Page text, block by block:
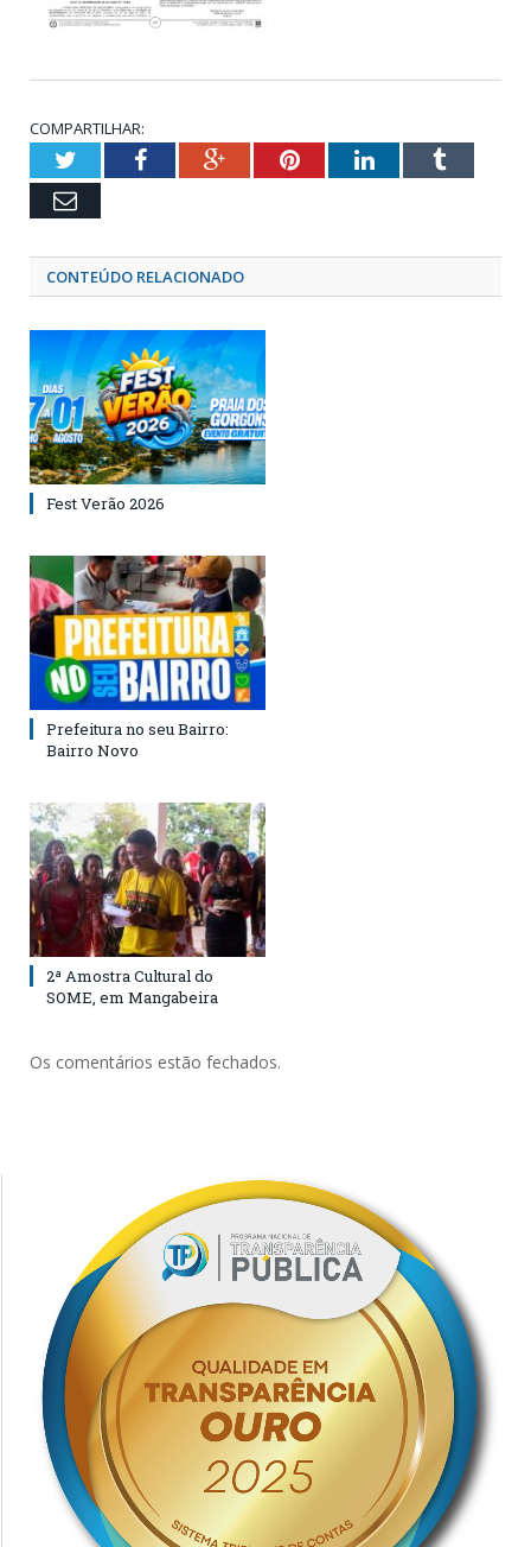
COMPARTILHAR:
TwitterFacebookGoogle+PinterestLinkedInTumblr
Email
CONTEÚDO RELACIONADO
Fest Verão 2026
Prefeitura no seu Bairro:
Bairro Novo
2ª Amostra Cultural do
SOME, em Mangabeira
Os comentários estão fechados.